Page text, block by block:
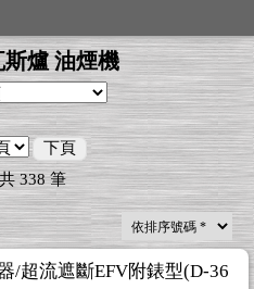
爐 油煙機
下頁
共 338筆
/超流遮斷EFV附錶型(D-36